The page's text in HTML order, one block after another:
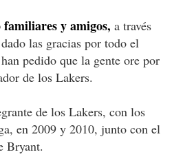
y amigos, a través
las gracias por todo el
pedido que la gente ore por
de los Lakers.
de los Lakers, con los
en 2009 y 2010, junto con el
Bryant.